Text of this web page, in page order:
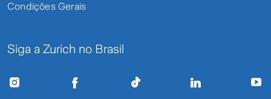
Condições Gerais
Siga a Zurich no Brasil